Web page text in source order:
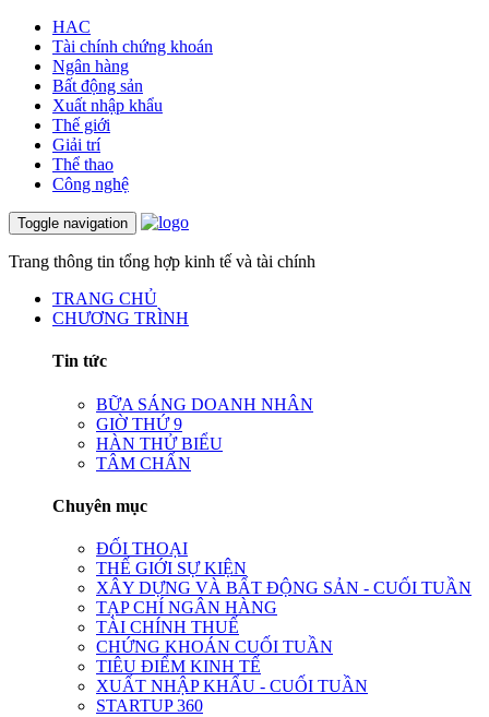
HAC
Tài chính chứng khoán
Ngân hàng
Bất động sản
Xuất nhập khẩu
Thế giới
Giải trí
Thể thao
Công nghệ
Toggle navigation
Trang thông tin tổng hợp kinh tế và tài chính
TRANG CHỦ
CHƯƠNG TRÌNH
Tin tức
BỮA SÁNG DOANH NHÂN
GIỜ THỨ 9
HÀN THỬ BIỂU
TÂM CHẤN
Chuyên mục
ĐỐI THOẠI
THẾ GIỚI SỰ KIỆN
XÂY DỰNG VÀ BẤT ĐỘNG SẢN - CUỐI TUẦN
TẠP CHÍ NGÂN HÀNG
TÀI CHÍNH THUẾ
CHỨNG KHOÁN CUỐI TUẦN
TIÊU ĐIỂM KINH TẾ
XUẤT NHẬP KHẨU - CUỐI TUẦN
STARTUP 360